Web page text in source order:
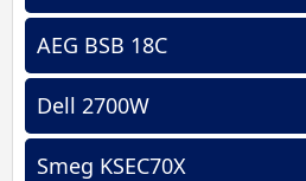
AEG BSB 18C
Dell 2700W
Smeg KSEC70X